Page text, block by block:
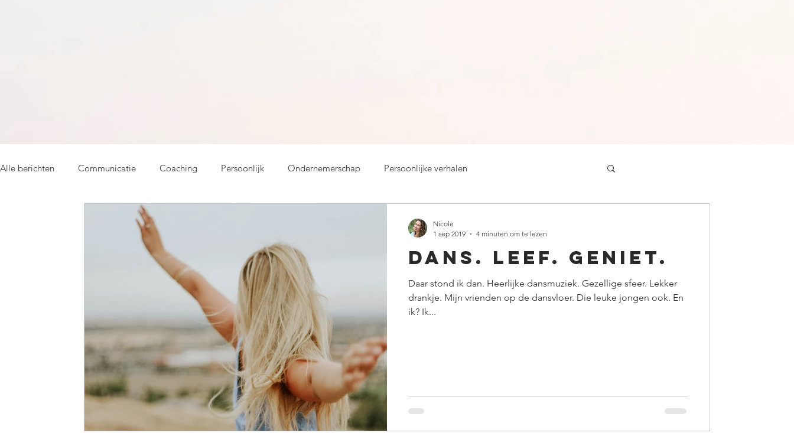
Alle berichten Communicatie Coaching Persoonlijk Ondernemerschap Persoonlijke verhalen
Dans. Leef. Geniet.
Daar stond ik dan. Heerlijke dansmuziek. Gezellige sfeer. Lekker
drankje. Mijn vrienden op de dansvloer. Die leuke jongen ook. En
ik? Ik...
Nicole
1 sep 2019
4 minuten om te lezen